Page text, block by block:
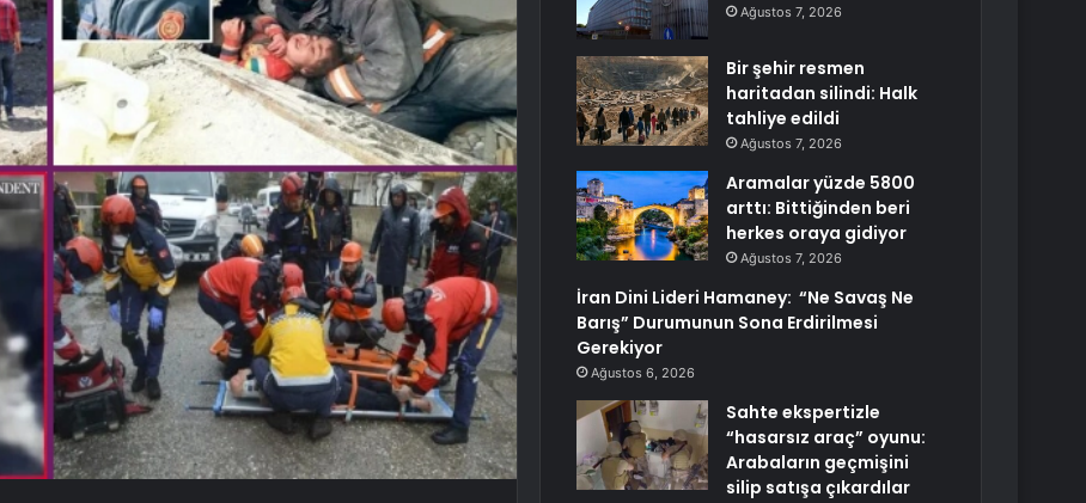
Ağustos 7, 2026
Bir şehir resmen
haritadan silindi: Halk
tahliye edildi
Ağustos 7, 2026
Aramalar yüzde 5800
arttı: Bittiğinden beri
herkes oraya gidiyor
Ağustos 7, 2026
İran Dini Lideri Hamaney: “Ne Savaş Ne
Barış” Durumunun Sona Erdirilmesi
Gerekiyor
Ağustos 6, 2026
Sahte ekspertizle
“hasarsız araç” oyunu:
Arabaların geçmişini
silip satışa çıkardılar